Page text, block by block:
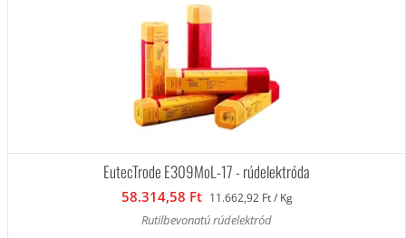
EutecTrode E309MoL-17 - rúdelektróda
58.314,58 Ft 11.662,92 Ft / Kg
Rutilbevonatú rúdelektród